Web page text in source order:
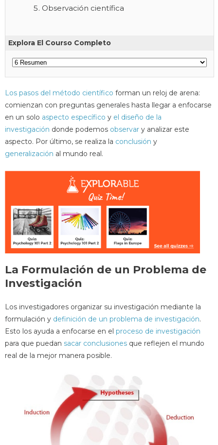
Observación científica
Explora El Courso Completo
Los pasos del método científico forman un reloj de arena:
comienzan con preguntas generales hasta llegar a enfocarse
en un solo aspecto específico y el diseño de la
investigación donde podemos observar y analizar este
aspecto. Por último, se realiza la conclusión y
generalización al mundo real.
La Formulación de un Problema de
Investigación
Los investigadores organizar su investigación mediante la
formulación y definición de un problema de investigación.
Esto los ayuda a enfocarse en el proceso de investigación
para que puedan sacar conclusiones que reflejen el mundo
real de la mejor manera posible.